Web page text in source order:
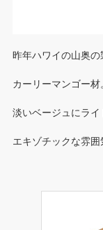
昨年ハワイの山奥の
カーリーマンゴー材
淡いベージュにライ
エキゾチックな雰囲